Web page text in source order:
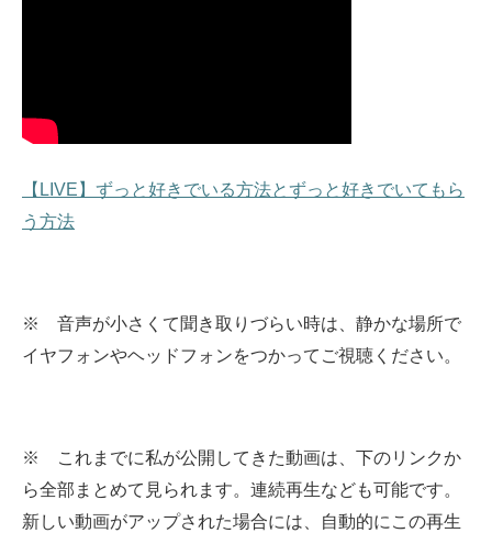
【LIVE】ずっと好きでいる方法とずっと好きでいてもら
う方法
※ 音声が小さくて聞き取りづらい時は、静かな場所で
イヤフォンやヘッドフォンをつかってご視聴ください。
※ これまでに私が公開してきた動画は、下のリンクか
ら全部まとめて見られます。 連続再生なども可能です。
新しい動画がアップされた場合には、自動的にこの再生